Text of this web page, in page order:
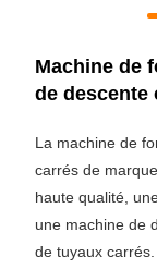
Machine de
de descente
La machine de
carrés de
haute qualité,
une machine de
de tuyaux